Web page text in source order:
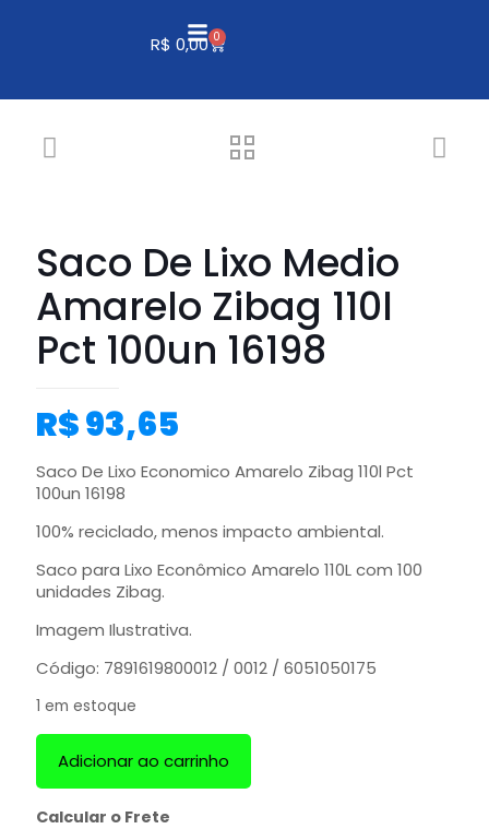
R$ 0,00 0
Saco De Lixo Medio
Amarelo Zibag 110l
Pct 100un 16198
R$93,65
Saco De Lixo Economico Amarelo Zibag 110l Pct
100un 16198
100% reciclado, menos impacto ambiental.
Saco para Lixo Econômico Amarelo 110L com 100
unidades Zibag.
Imagem Ilustrativa.
Código: 7891619800012 / 0012 / 6051050175
1 em estoque
Adicionar ao carrinho
Calcular o Frete